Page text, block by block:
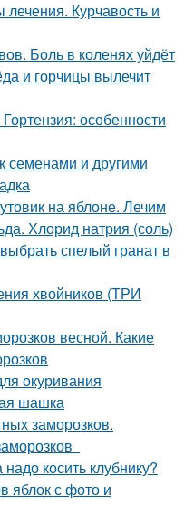
Курчавость и
Боль в коленях уйдёт
и горчицы вылечит
особенности
семенами и другими
на яблоне. Лечим
Хлорид натрия (соль)
спелый гранат в
хвойников (ТРИ
весной. Какие
окуривания
шашка
заморозков.
надо косить клубнику?
яблок с фото и